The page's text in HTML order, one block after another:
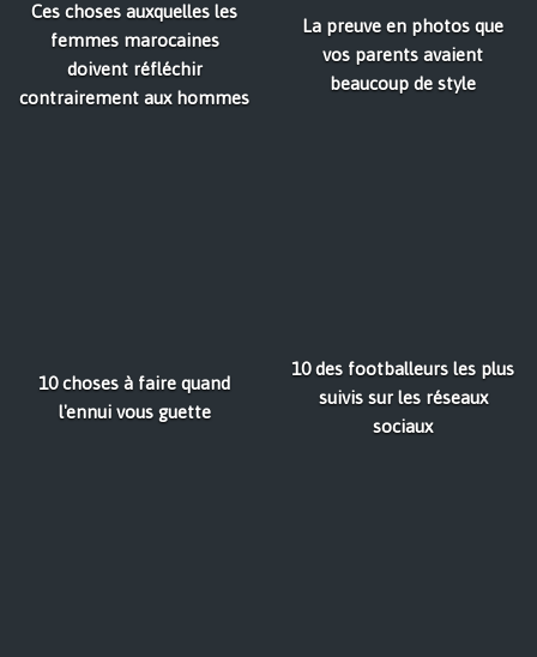
Ces choses auxquelles les
femmes marocaines
doivent réfléchir
contrairement aux hommes
La preuve en photos que
vos parents avaient
beaucoup de style
10 choses à faire quand
l'ennui vous guette
10 des footballeurs les plus
suivis sur les réseaux
sociaux